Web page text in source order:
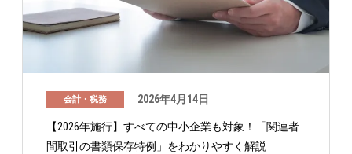
会計・税務 2026年4月14日
【2026年施行】すべての中小企業も対象！「関連者
間取引の書類保存特例」をわかりやすく解説